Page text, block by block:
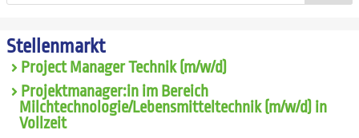
Stellenmarkt
Project Manager Technik (m/w/d)
Projektmanager:in im Bereich
Milchtechnologie/Lebensmitteltechnik (m/w/d) in
Vollzeit